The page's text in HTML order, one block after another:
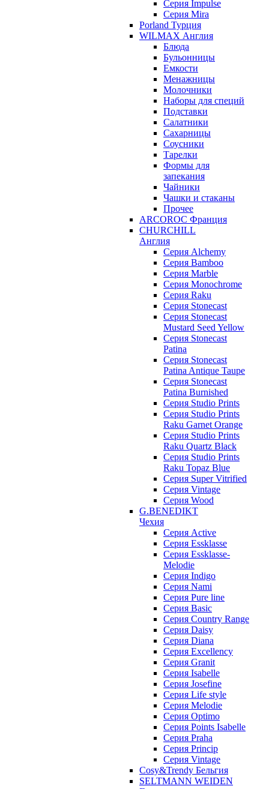
Серия Impulse
Серия Mira
Porland Турция
WILMAX Англия
Блюда
Бульонницы
Емкости
Менажницы
Молочники
Наборы для специй
Подставки
Салатники
Сахарницы
Соусники
Тарелки
Формы для
запекания
Чайники
Чашки и стаканы
Прочее
ARCOROC Франция
CHURCHILL
Англия
Серия Alchemy
Серия Bamboo
Серия Marble
Серия Monochrome
Серия Raku
Серия Stonecast
Серия Stonecast
Mustard Seed Yellow
Серия Stonecast
Patina
Серия Stonecast
Patina Antique Taupe
Серия Stonecast
Patina Burnished
Серия Studio Prints
Серия Studio Prints
Raku Garnet Orange
Серия Studio Prints
Raku Quartz Black
Серия Studio Prints
Raku Topaz Blue
Серия Super Vitrified
Серия Vintage
Серия Wood
G.BENEDIKT
Чехия
Cерия Active
Cерия Essklasse
Cерия Essklasse-
Melodie
Cерия Indigo
Cерия Nami
Cерия Pure line
Серия Basic
Серия Country Range
Серия Daisy
Серия Diana
Серия Excellency
Серия Granit
Серия Isabelle
Серия Josefine
Серия Life style
Серия Melodie
Серия Optimo
Серия Points Isabelle
Серия Praha
Серия Princip
Серия Vintage
Cosy&Trendy Бельгия
SELTMANN WEIDEN